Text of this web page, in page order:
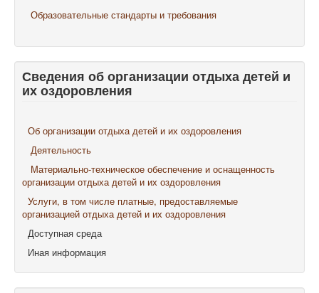
Образовательные стандарты и требования
Сведения об организации отдыха детей и
их оздоровления
Об организации отдыха детей и их оздоровления
Деятельность
Материально-техническое обеспечение и оснащенность
организации отдыха детей и их оздоровления
Услуги, в том числе платные, предоставляемые
организацией отдыха детей и их оздоровления
Доступная среда
Иная информация